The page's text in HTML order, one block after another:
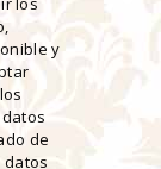
y
de
datos